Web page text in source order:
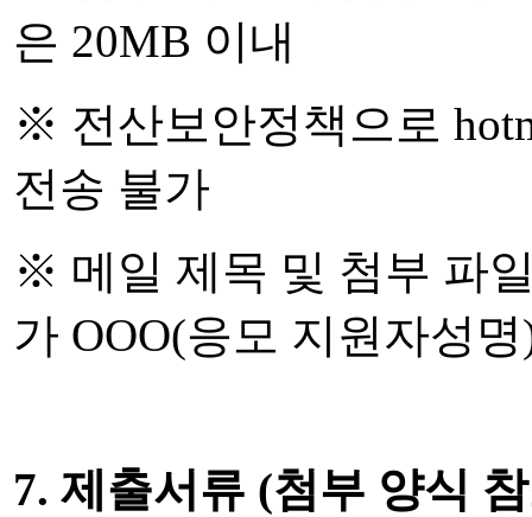
은 20MB 이내
※ 전산보안정책으로
전송 불가
※ 메일 제목 및 첨부 파
가 OOO(응모 지원자성
7. 제출서류 (첨부 양식